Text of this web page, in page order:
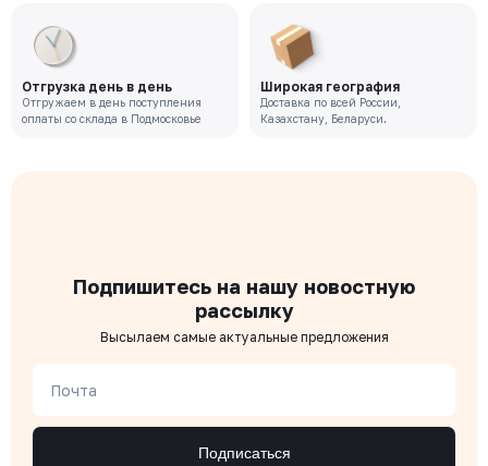
Отгрузка день в день
Отгружаем в день поступления
оплаты со склада в Подмосковье
Широкая география
Доставка по всей России,
Казахстану, Беларуси.
Подпишитесь на нашу новостную
рассылку
Высылаем самые актуальные предложения
Почта
Подписаться